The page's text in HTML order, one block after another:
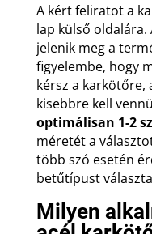
A kért feliratot a
lap külső oldalára.
jelenik meg a
figyelembe, hogy
kérsz a karkötőre,
kisebbre kell
optimálisan 1-2
méretét a
több szó esetén
betűtípust
Milyen